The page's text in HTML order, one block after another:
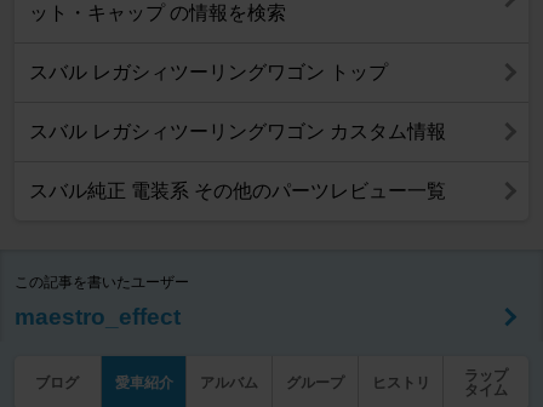
ット・キャップ の情報を検索
スバル レガシィツーリングワゴン トップ
スバル レガシィツーリングワゴン カスタム情報
スバル純正 電装系 その他のパーツレビュー一覧
この記事を書いたユーザー
maestro_effect
ブログ 愛車紹介 アルバム グループ ヒストリ
ラップ
タイム